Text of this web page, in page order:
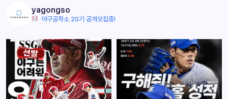
yagongso
야구공작소 20기 공개모집중!